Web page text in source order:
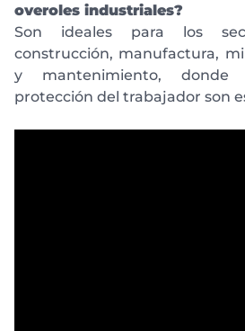
overoles industriales?
Son ideales para los
construcción, manufactura,
y mantenimiento,
protección del trabajador son